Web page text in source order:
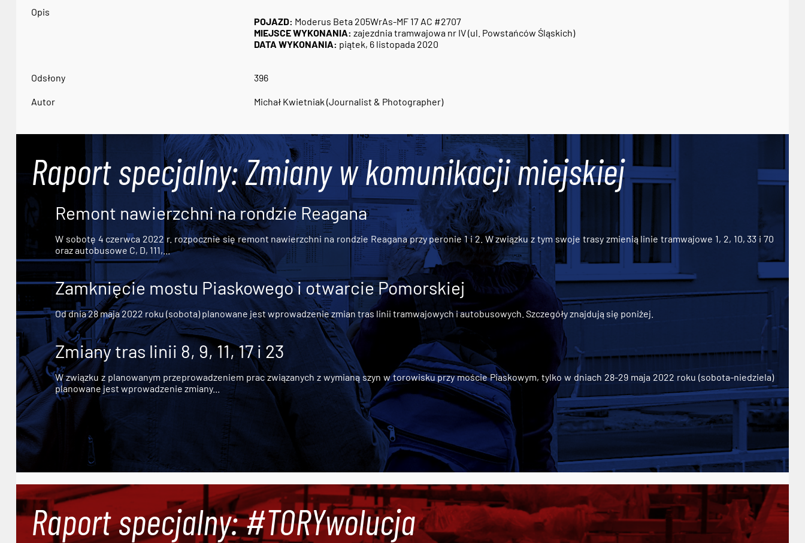
Opis
POJAZD: Moderus Beta 205WrAs-MF 17 AC #2707
MIEJSCE WYKONANIA: zajezdnia tramwajowa nr IV (ul. Powstańców Śląskich)
DATA WYKONANIA: piątek, 6 listopada 2020
Odsłony 396
Autor Michał Kwietniak (Journalist & Photographer)
Raport specjalny: Zmiany w komunikacji miejskiej
Remont nawierzchni na rondzie Reagana
W sobotę 4 czerwca 2022 r. rozpocznie się remont nawierzchni na rondzie Reagana przy peronie 1 i 2. W związku z tym swoje trasy zmienią linie tramwajowe 1, 2, 10, 33 i 70
oraz autobusowe C, D, 111,...
Zamknięcie mostu Piaskowego i otwarcie Pomorskiej
Od dnia 28 maja 2022 roku (sobota) planowane jest wprowadzenie zmian tras linii tramwajowych i autobusowych. Szczegóły znajdują się poniżej.
Zmiany tras linii 8, 9, 11, 17 i 23
W związku z planowanym przeprowadzeniem prac związanych z wymianą szyn w torowisku przy moście Piaskowym, tylko w dniach 28-29 maja 2022 roku (sobota-niedziela)
planowane jest wprowadzenie zmiany...
Raport specjalny: #TORYwolucja